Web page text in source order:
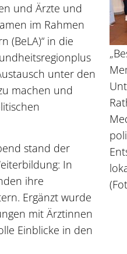
und Ärzte und
im Rahmen
(BeLA)“ in die
unter den
machen und
stand der
In
ihre
Ergänzt wurde
mit Ärztinnen
Einblicke in den